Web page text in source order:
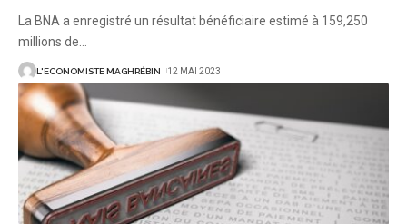
La BNA a enregistré un résultat bénéficiaire estimé à 159,250
millions de
L'ECONOMISTE MAGHRÉBIN 12 MAI 2023